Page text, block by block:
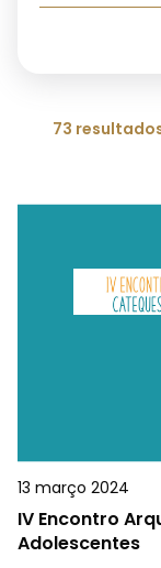
73
13 março 2024
IV Encontro
Adolescentes